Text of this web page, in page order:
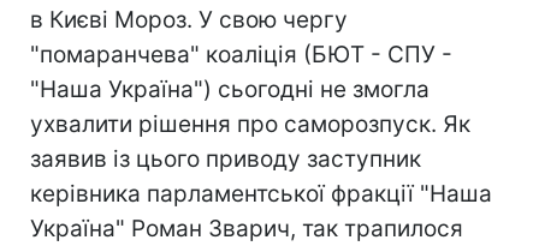
в Києві Мороз. У свою чергу
"помаранчева" коаліція (БЮТ - СПУ -
"Наша Україна") сьогодні не змогла
ухвалити рішення про саморозпуск. Як
заявив із цього приводу заступник
керівника парламентської фракції "Наша
Україна" Роман Зварич, так трапилося